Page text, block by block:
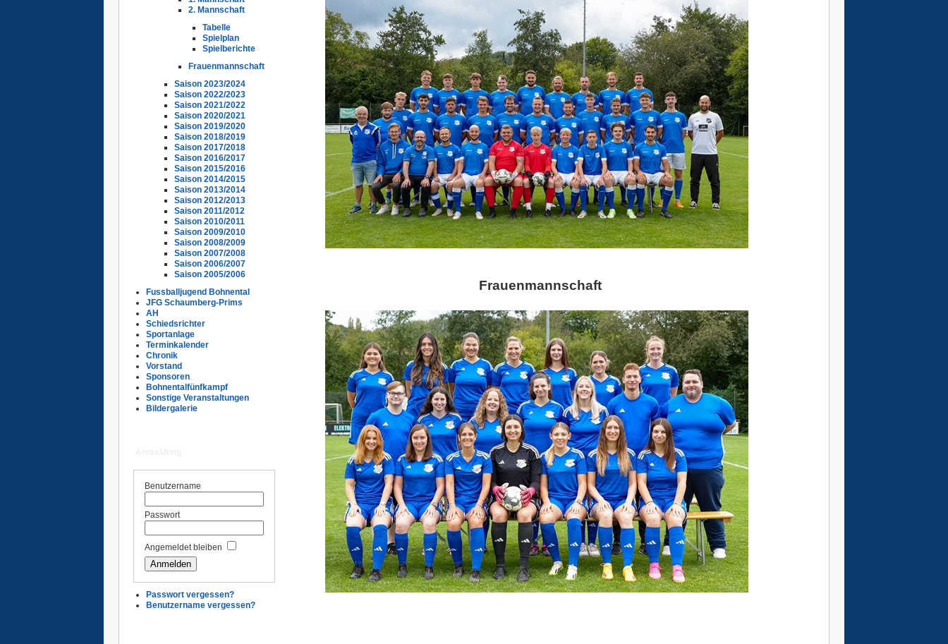
2. Mannschaft
Tabelle
Spielplan
Spielberichte
Frauenmannschaft
Saison 2023/2024
Saison 2022/2023
Saison 2021/2022
Saison 2020/2021
Saison 2019/2020
Saison 2018/2019
Saison 2017/2018
Saison 2016/2017
Saison 2015/2016
Saison 2014/2015
Saison 2013/2014
Saison 2012/2013
Saison 2011/2012
Saison 2010/2011
Saison 2009/2010
Saison 2008/2009
Saison 2007/2008
Saison 2006/2007
Saison 2005/2006
Fussballjugend Bohnental
JFG Schaumberg-Prims
AH
Schiedsrichter
Sportanlage
Terminkalender
Chronik
Vorstand
Sponsoren
Bohnentalfünfkampf
Sonstige Veranstaltungen
Bildergalerie
Benutzername
Passwort
Angemeldet bleiben
Passwort vergessen?
Benutzername vergessen?
Frauenmannschaft